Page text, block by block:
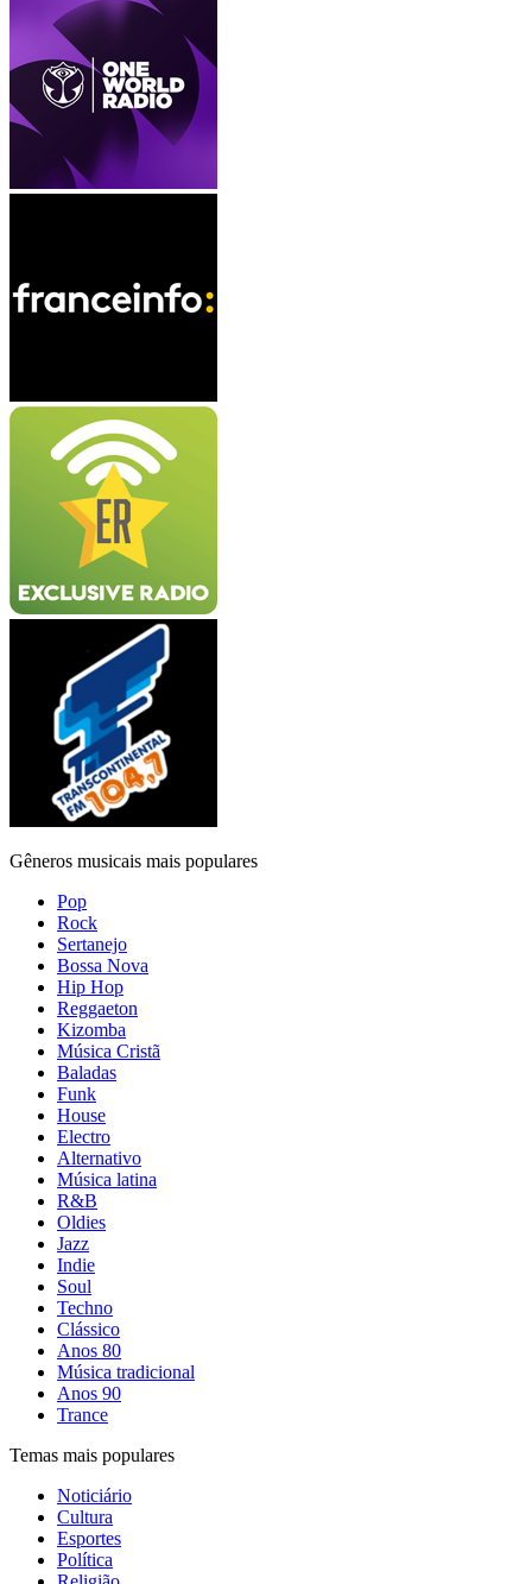
Gêneros musicais mais populares
Pop
Rock
Sertanejo
Bossa Nova
Hip Hop
Reggaeton
Kizomba
Música Cristã
Baladas
Funk
House
Electro
Alternativo
Música latina
R&B
Oldies
Jazz
Indie
Soul
Techno
Clássico
Anos 80
Música tradicional
Anos 90
Trance
Temas mais populares
Noticiário
Cultura
Esportes
Política